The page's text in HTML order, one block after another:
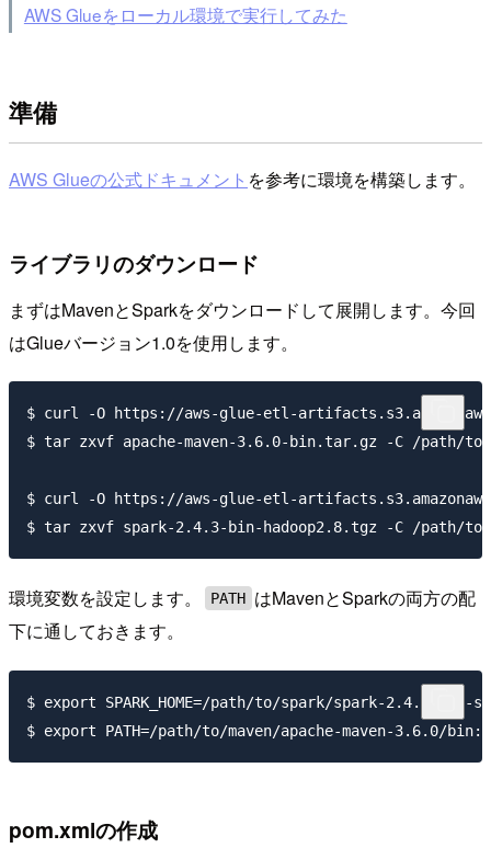
AWS Glueをローカル環境で実行してみた
準備
AWS Glueの公式ドキュメント を参考に環境を構築します。
ライブラリのダウンロード
まずはMavenとSparkをダウンロードして展開します。今回
はGlueバージョン1.0を使用します。
$ curl -O https://aws-glue-etl-
$ tar zxvf apache-maven-3.6.0-bin.tar.gz -C /path/to/
$ curl -O https://aws-glue-etl-
環境変数を設定します。 PATH はMavenとSparkの両方の配
下に通しておきます。
$ export SPARK_HOME=/path/to/spark/spark-2.4.3-bin-
pom.xmlの作成